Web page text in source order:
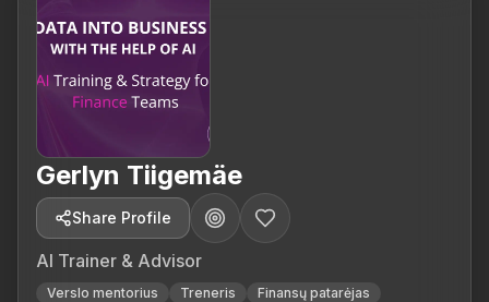
Gerlyn Tiigemäe
Share Profile
AI Trainer & Advisor
Verslo mentorius Treneris Finansų patarėjas